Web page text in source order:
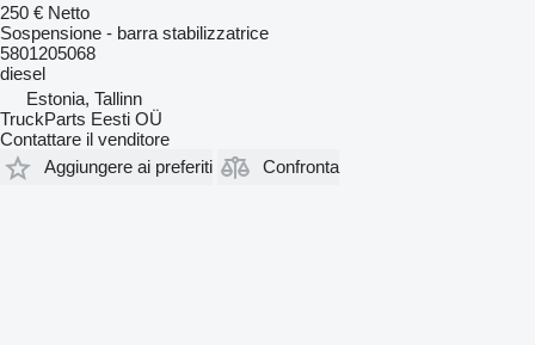
250 € Netto
Sospensione - barra stabilizzatrice
5801205068
diesel
Estonia, Tallinn
TruckParts Eesti OÜ
Contattare il venditore
Aggiungere ai preferiti
Confronta